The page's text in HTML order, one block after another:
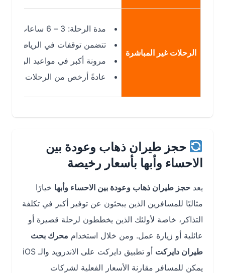
الرحلات غير المباشرة
مدة الرحلة: 3 – 6 ساعات
تتضمن توقفات في الرياض أو جدة
مرونة أكبر في مواعيد الرحلات
عادةً أرخص من الرحلات المباشرة
حجز طيران ذهاب وعودة بين
الاحساء وأبها بأسعار رخيصة
حجز طيران ذهاب وعودة بين الاحساء وأبهاخيارًا
مثاليًا للمسافرين الذين يبحثون عن توفير أكبر في تكلفة
التذاكر، خاصة لأولئك الذين يخططون لرحلة قصيرة أو
عائلية أو زيارة عمل. ومن خلال استخداممحرك بحث
طيران دايركت
أو تطبيق دايركت على الاندرويد والـ iOS
يمكن للمسافر مقارنة الأسعار الفعلية لشركات